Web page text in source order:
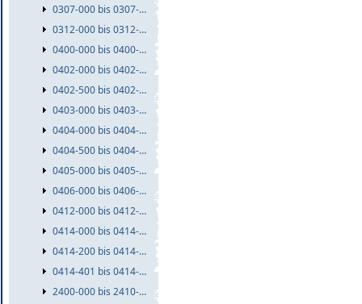
0307-000 bis 0307-999
0312-000 bis 0312-999
0400-000 bis 0400-999
0402-000 bis 0402-499
0402-500 bis 0402-999
0403-000 bis 0403-999
0404-000 bis 0404-499
0404-500 bis 0404-999
0405-000 bis 0405-999
0406-000 bis 0406-999
0412-000 bis 0412-999
0414-000 bis 0414-199
0414-200 bis 0414-400
0414-401 bis 0414-999
2400-000 bis 2410-999